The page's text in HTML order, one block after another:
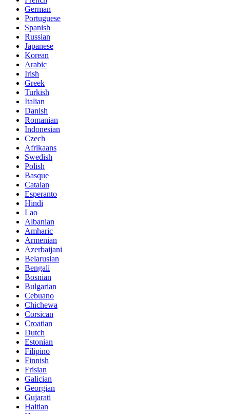
German
Portuguese
Spanish
Russian
Japanese
Korean
Arabic
Irish
Greek
Turkish
Italian
Danish
Romanian
Indonesian
Czech
Afrikaans
Swedish
Polish
Basque
Catalan
Esperanto
Hindi
Lao
Albanian
Amharic
Armenian
Azerbaijani
Belarusian
Bengali
Bosnian
Bulgarian
Cebuano
Chichewa
Corsican
Croatian
Dutch
Estonian
Filipino
Finnish
Frisian
Galician
Georgian
Gujarati
Haitian